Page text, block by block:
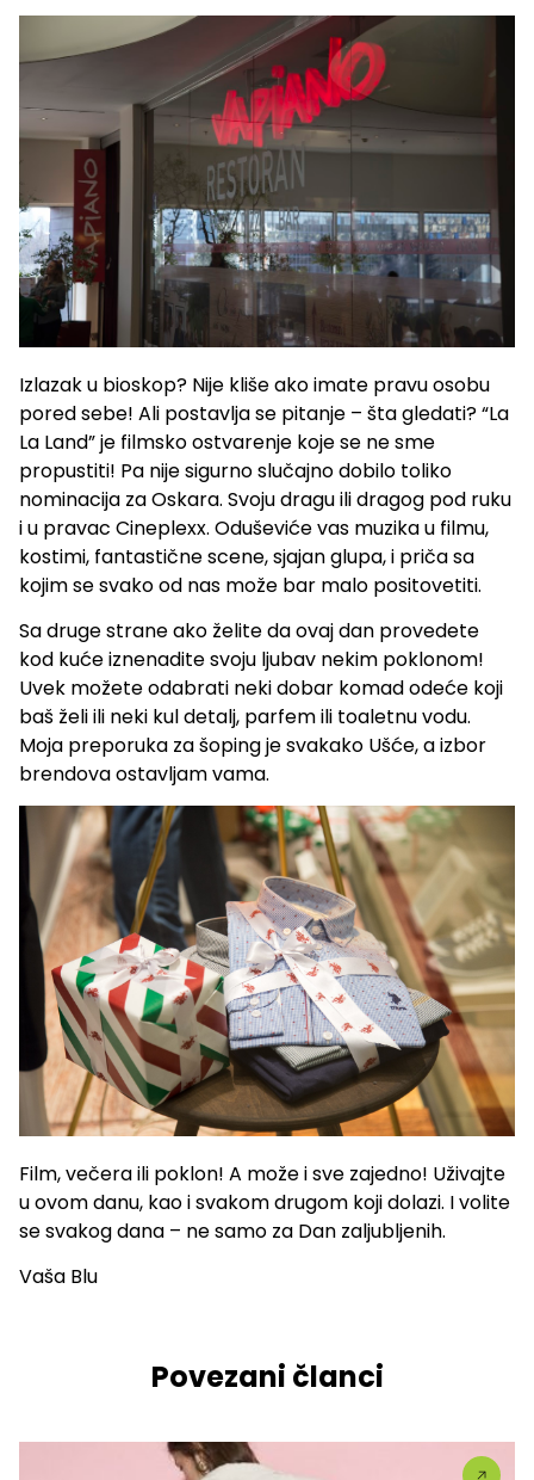
Izlazak u bioskop? Nije kliše ako imate pravu osobu
pored sebe! Ali postavlja se pitanje – šta gledati? “La
La Land” je filmsko ostvarenje koje se ne sme
propustiti! Pa nije sigurno slučajno dobilo toliko
nominacija za Oskara. Svoju dragu ili dragog pod ruku
i u pravac Cineplexx. Oduševiće vas muzika u filmu,
kostimi, fantastične scene, sjajan glupa, i priča sa
kojim se svako od nas može bar malo positovetiti.
Sa druge strane ako želite da ovaj dan provedete
kod kuće iznenadite svoju ljubav nekim poklonom!
Uvek možete odabrati neki dobar komad odeće koji
baš želi ili neki kul detalj, parfem ili toaletnu vodu.
Moja preporuka za šoping je svakako Ušće, a izbor
brendova ostavljam vama.
Film, večera ili poklon! A može i sve zajedno! Uživajte
u ovom danu, kao i svakom drugom koji dolazi. I volite
se svakog dana – ne samo za Dan zaljubljenih.
Vaša Blu
Povezani članci